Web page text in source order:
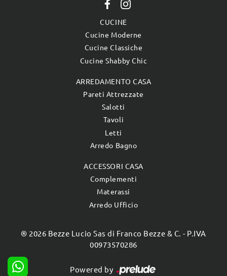
CUCINE
Cucine Moderne
Cucine Classiche
Cucine Shabby Chic
ARREDAMENTO CASA
Pareti Attrezzate
Salotti
Tavoli
Letti
Arredo Bagno
ACCESSORI CASA
Complementi
Materassi
Arredo Ufficio
® 2026 Bezze Lucio Sas di Franco Bezze & C. - P.IVA
00973570286
Powered by